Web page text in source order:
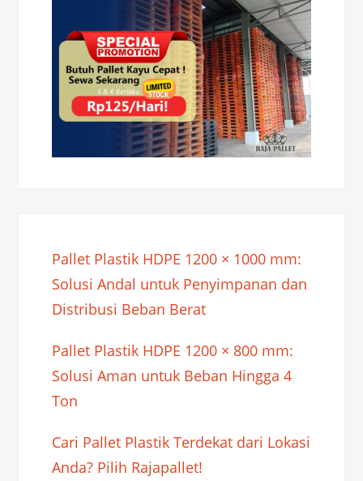
Pallet Plastik HDPE 1200 × 1000 mm:
Solusi Andal untuk Penyimpanan dan
Distribusi Beban Berat
Pallet Plastik HDPE 1200 × 800 mm:
Solusi Aman untuk Beban Hingga 4
Ton
Cari Pallet Plastik Terdekat dari Lokasi
Anda? Pilih Rajapallet!